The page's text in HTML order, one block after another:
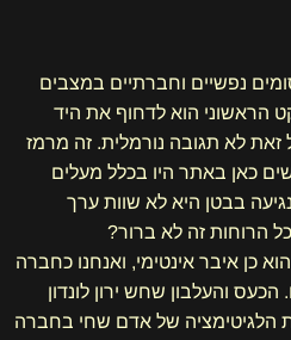
נפשיים וחברתיים במצבים
הראשוני הוא לדחוף את היד
לא תגובה נורמלית. זה מרמז
כאן באתר היו בכלל מעלים
בבטן היא לא שוות ערך
הרוחות זה לא ברור?
כן איבר אינטימי, ואנחנו כחברה
והעלבון שחש ירון לונדון
הלגיטימציה של אדם שחי בחברה